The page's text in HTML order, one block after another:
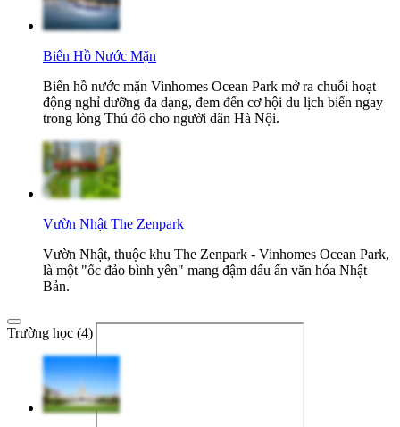
Biển Hồ Nước Mặn
Biển hồ nước mặn Vinhomes Ocean Park mở ra chuỗi hoạt
động nghỉ dưỡng đa dạng, đem đến cơ hội du lịch biển ngay
trong lòng Thủ đô cho người dân Hà Nội.
Vườn Nhật The Zenpark
Vườn Nhật, thuộc khu The Zenpark - Vinhomes Ocean Park,
là một "ốc đảo bình yên" mang đậm dấu ấn văn hóa Nhật
Bản.
Trường học (4)